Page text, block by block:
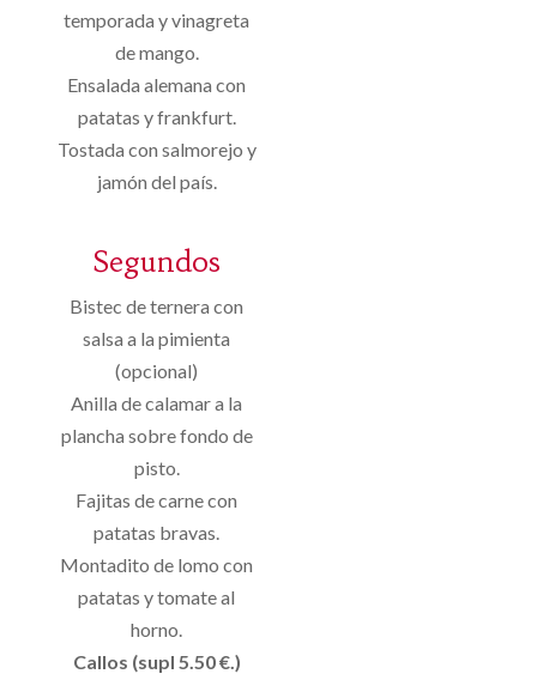
temporada y vinagreta
de mango.
Ensalada alemana con
patatas y frankfurt.
Tostada con salmorejo y
jamón del país.
Segundos
Bistec de ternera con
salsa a la pimienta
(opcional)
Anilla de calamar a la
plancha sobre fondo de
pisto.
Fajitas de carne con
patatas bravas.
Montadito de lomo con
patatas y tomate al
horno.
Callos (supl 5.50 €.)